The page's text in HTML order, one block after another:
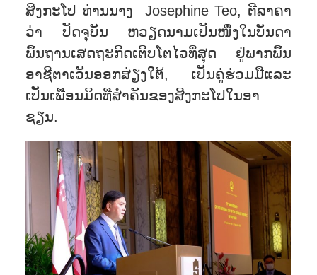
ສິງກະໂປ ທ່ານນາງ Josephine Teo, ຕີລາຄາ
ວ່າ ປັດຈຸບັນ ຫວຽດນາມເປັນໜຶ່ງໃນບັນດາ
ພື້ນຖານເສດຖະກິດເຕີບໂຕໄວທີ່ສຸດ ຢູ່ພາກພື້ນ
ອາຊີຕາເວັນອອກສ່ຽງໃຕ້, ເປັນຄູ່ຮ່ວມມືແລະ
ເປັນເພື່ອນມິດທີ່ສຳຄັນຂອງສິງກະໂປໃນອາ
ຊຽນ.